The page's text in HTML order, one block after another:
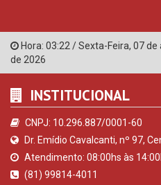
Hora: 03:22 /Sexta-Feira, 07 de
de 2026
INSTITUCIONAL
CNPJ: 10.296.887/0001-60
Dr. Emídio Cavalcanti, nº 97,
Atendimento: 08:00hs às
(81) 99814-4011